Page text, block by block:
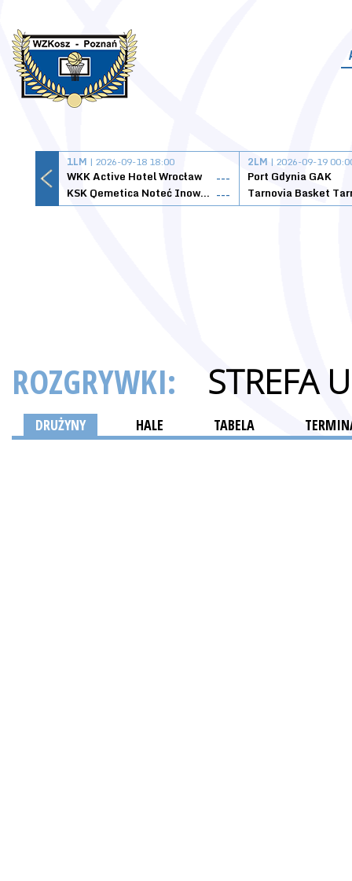
1LM | 2026-09-18 18:00
WKK Active Hotel Wrocław
---
KSK Qemetica Noteć Inowrocław ---
2LM | 2026-09-19
Port Gdynia GAK
ROZGRYWKI: STREFA
DRUŻYNY HALE TABELA